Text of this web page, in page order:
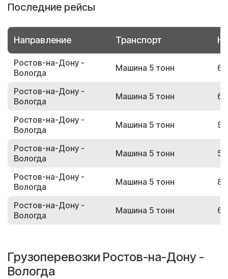
Последние рейсы
Направление Транспорт
Ростов-на-Дону -
Вологда
Машина 5 тонн
Ростов-на-Дону -
Вологда
Машина 5 тонн
Ростов-на-Дону -
Вологда
Машина 5 тонн
Ростов-на-Дону -
Вологда
Машина 5 тонн
Ростов-на-Дону -
Вологда
Машина 5 тонн
Ростов-на-Дону -
Вологда
Машина 5 тонн
Грузоперевозки Ростов-на-Дону -
Вологда